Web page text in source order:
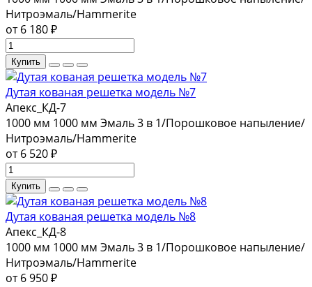
Нитроэмаль/Hammerite
от 6 180 ₽
Купить
Дутая кованая решетка модель №7
Апекс_КД-7
1000 мм 1000 мм Эмаль 3 в 1/Порошковое напыление/
Нитроэмаль/Hammerite
от 6 520 ₽
Купить
Дутая кованая решетка модель №8
Апекс_КД-8
1000 мм 1000 мм Эмаль 3 в 1/Порошковое напыление/
Нитроэмаль/Hammerite
от 6 950 ₽